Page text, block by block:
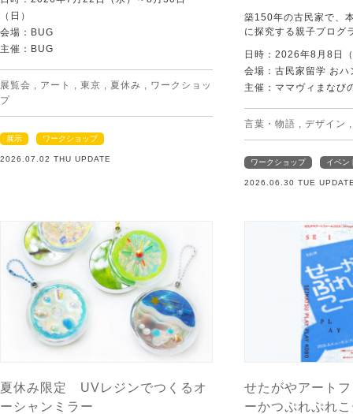
（日）
会場：BUG
主催：BUG
展覧会 , アート , 東京 , 夏休み , ワークショッ
プ
展示 ワークショップ
2026.07.02 THU UPDATE
築150年の古民家で、
に探究する親子プログ
日時：2026年8月8日
会場：古民家留学 おハ
主催：ママヴィまなび
言葉・物語 , デザイン
ワークショップ イベン
2026.06.30 TUE
夏休み限定 UVレジンでつくるオ
ーシャンミラー
せたがやアート
ーかつぷれぷれ